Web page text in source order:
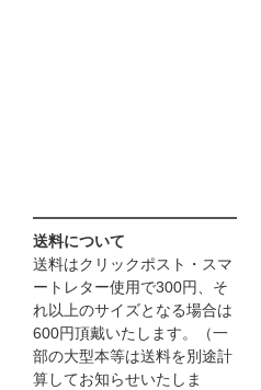
送料について
送料はクリックポスト・スマ
ートレター使用で300円、そ
れ以上のサイズとなる場合は
600円頂戴いたします。（一
部の大型本等は送料を別途計
算してお知らせいたしま